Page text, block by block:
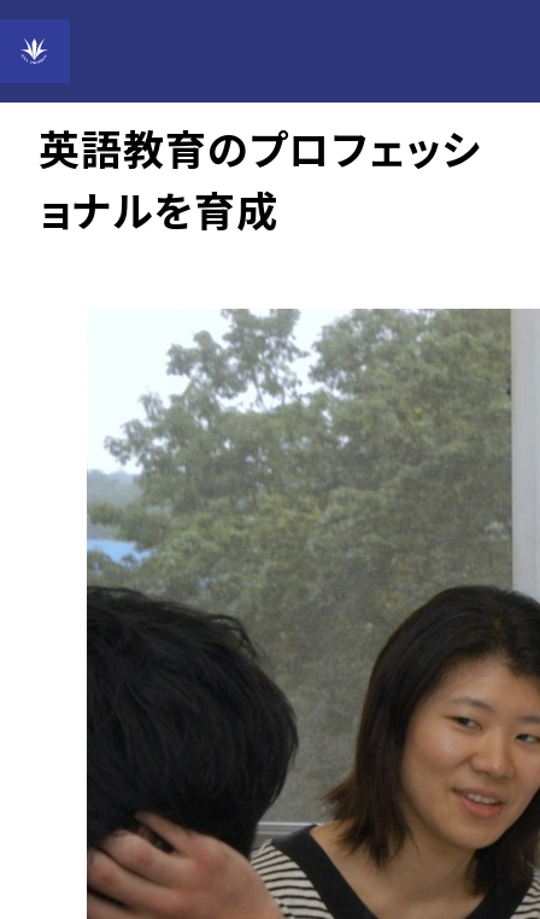
2014年10月7日
英語教育のプロフェッシ
ョナルを育成